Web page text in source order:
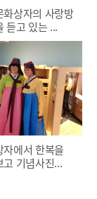
화상자의 사랑방
듣고 있는 ...
자에서 한복을
고 기념사진...